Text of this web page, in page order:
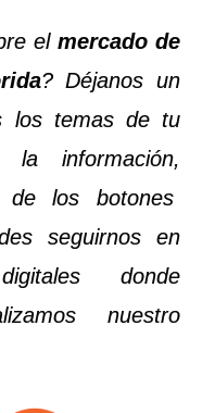
el mercado de
? Déjanos un
los temas de tu
información,
de los botones
seguirnos en
donde
nuestro